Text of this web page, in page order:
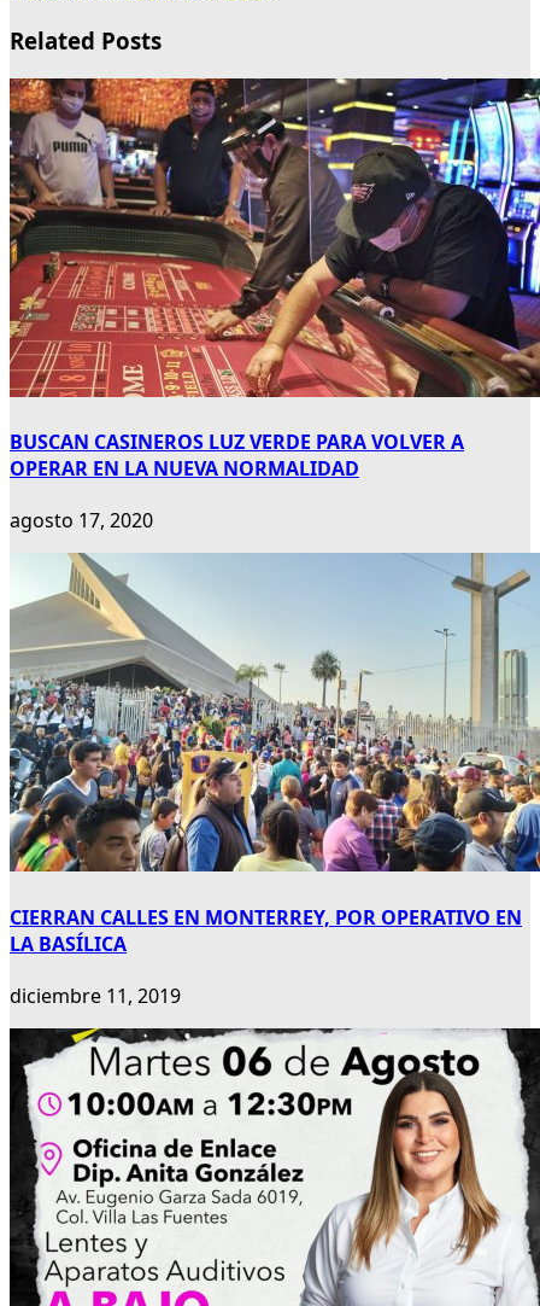
Related Posts
BUSCAN CASINEROS LUZ VERDE PARA VOLVER A
OPERAR EN LA NUEVA NORMALIDAD
agosto 17, 2020
CIERRAN CALLES EN MONTERREY, POR OPERATIVO EN
LA BASÍLICA
diciembre 11, 2019